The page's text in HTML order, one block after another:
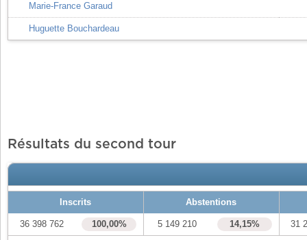
Marie-France Garaud
Huguette Bouchardeau
Résultats du second tour
Inscrits Abstentions
36 398 762 100,00% 5 149 210 14,15% 31